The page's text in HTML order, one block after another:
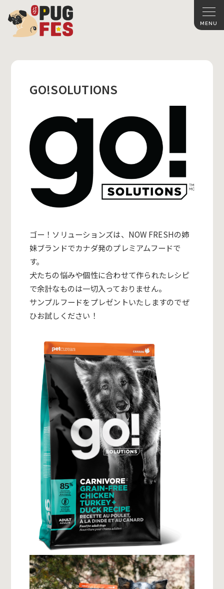
GO!SOLUTIONS
ゴー！ソリューションズは、NOW FRESHの姉
妹ブランドでカナダ発のプレミアムフードで
す。
犬たちの悩みや個性に合わせて作られたレシピ
で余計なものは一切入っておりません。
サンプルフードをプレゼントいたしますのでぜ
ひお試しください！